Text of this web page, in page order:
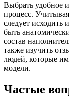
Выбрать удобное
процесс.
следует исходить
быть
состав
также изучить
людей, которые
модели.
Частые